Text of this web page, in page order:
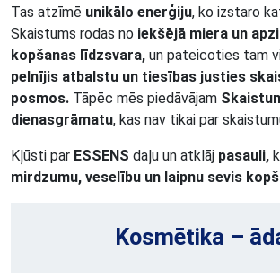
Tas atzīmē unikālo enerģiju, ko izstaro
Skaistums rodas no iekšējā miera un
kopšanas līdzsvara, un pateicoties tam
pelnījis atbalstu un tiesības justies
posmos. Tāpēc mēs piedāvājam
dienasgrāmatu, kas nav tikai par
Kļūsti par ESSENS daļu un atklāj pasauli,
mirdzumu, veselību un laipnu sevis
Kosmētika –